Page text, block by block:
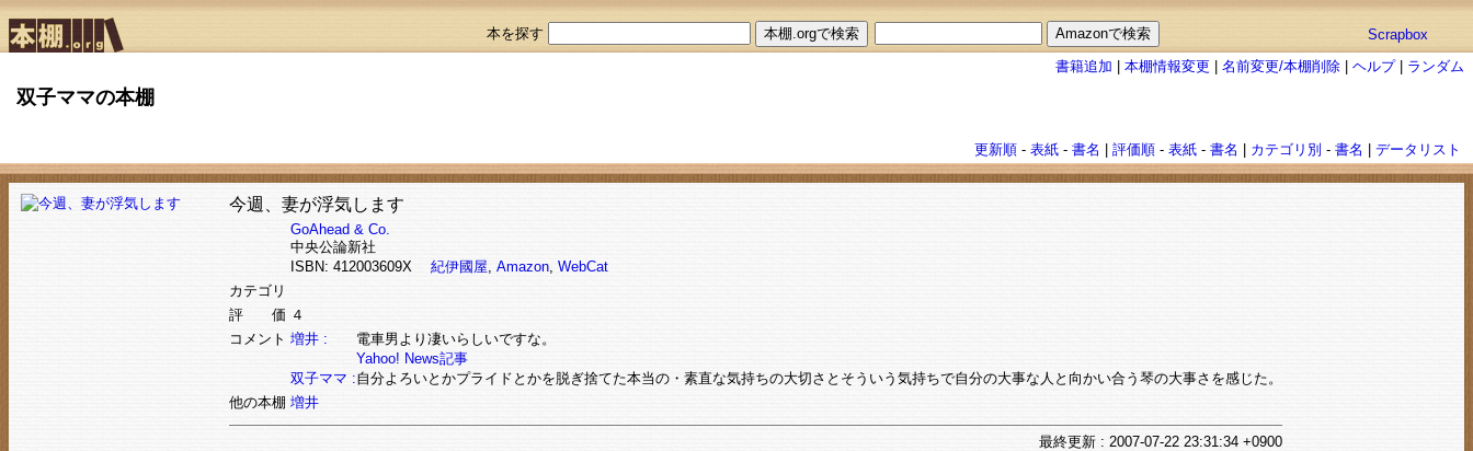
本を探す
Scrapbox
書籍追加 |本棚情報変更 |名前変更/本棚削除 |ヘルプ| ランダム
双子ママの本棚
更新順 -表紙 -書名 |評価順 -表紙 -書名 カテゴリ別 -書名 |データリスト
今週、妻が浮気します
GoAhead & Co.
中央公論新社
ISBN: 412003609X 紀伊國屋, Amazon, WebCat
カテゴリ
評 価 ４
コメント 増井 :
電車男より凄いらしいですな。
Yahoo! News記事
双子ママ :自分よろいとかプライドとかを脱ぎ捨てた本当の・素直な気持ちの大切さとそういう気持ちで自分の大事な人と向かい合う琴の大事さを感じた。
他の本棚 増井
最終更新: 2007-07-22 23:31:34 +0900